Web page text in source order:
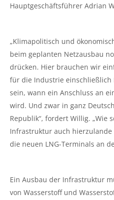
Hauptgeschäftsführer Adrian
„Klimapolitisch und
beim geplanten Netzausbau
drücken. Hier brauchen wir
für die Industrie
sein, wann ein Anschluss an
wird. Und zwar in ganz
Republik“, fordert Willig. „Wie
Infrastruktur auch hierzulande
die neuen LNG-Terminals an
Ein Ausbau der Infrastruktur
von Wasserstoff und